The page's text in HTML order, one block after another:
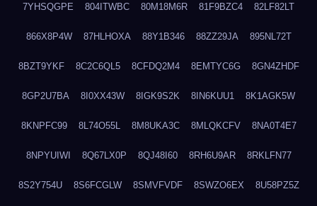
7YHSQGPE 804ITWBC 80M18M6R 81F9BZC4 82LF82LT
866X8P4W 87HLHOXA 88Y1B346 88ZZ29JA 895NL72T
8BZT9YKF 8C2C6QL5 8CFDQ2M4 8EMTYC6G 8GN4ZHDF
8GP2U7BA 8I0XX43W 8IGK9S2K 8IN6KUU1 8K1AGK5W
8KNPFC99 8L74O55L 8M8UKA3C 8MLQKCFV 8NA0T4E7
8NPYUIWI 8Q67LX0P 8QJ48I60 8RH6U9AR 8RKLFN77
8S2Y754U 8S6FCGLW 8SMVFVDF 8SWZO6EX 8U58PZ5Z